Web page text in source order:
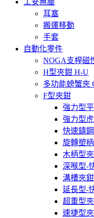
耳塞
搬運移動
手套
自動化零件
NOGA支桿磁
H型夾鉗 H-U
多功能螃蟹夾
F型夾鉗
強力型
強力型
快速鑄
旋轉塑
木柄型
深喉型-
溝槽夾鉗
延長型-
超重型
速捷型